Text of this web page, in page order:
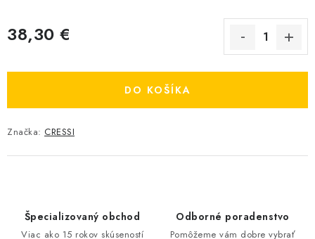
38,30 €
DO KOŠÍKA
Značka: CRESSI
Špecializovaný obchod
Viac ako 15 rokov skúseností
Odborné poradenstvo
Pomôžeme vám dobre vybrať